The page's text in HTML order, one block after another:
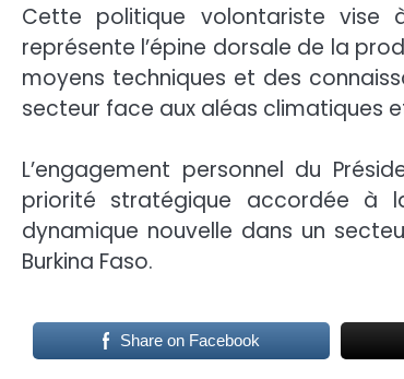
Cette politique volontariste vise
représente l’épine dorsale de la
moyens techniques et des
secteur face aux aléas climatiques
L’engagement personnel du
priorité stratégique accordée à
dynamique nouvelle dans un
Burkina Faso.
Share on Facebook